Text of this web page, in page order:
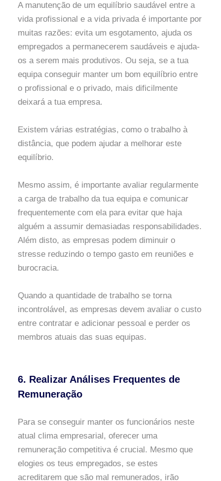
A manutenção de um equilíbrio saudável entre a
vida profissional e a vida privada é importante por
muitas razões: evita um esgotamento, ajuda os
empregados a permanecerem saudáveis e ajuda-
os a serem mais produtivos. Ou seja, se a tua
equipa conseguir manter um bom equilíbrio entre
o profissional e o privado, mais dificilmente
deixará a tua empresa.
Existem várias estratégias, como o trabalho à
distância, que podem ajudar a melhorar este
equilíbrio.
Mesmo assim, é importante avaliar regularmente
a carga de trabalho da tua equipa e comunicar
frequentemente com ela para evitar que haja
alguém a assumir demasiadas responsabilidades.
Além disto, as empresas podem diminuir o
stresse reduzindo o tempo gasto em reuniões e
burocracia.
Quando a quantidade de trabalho se torna
incontrolável, as empresas devem avaliar o custo
entre contratar e adicionar pessoal e perder os
membros atuais das suas equipas.
6. Realizar Análises Frequentes de
Remuneração
Para se conseguir manter os funcionários neste
atual clima empresarial, oferecer uma
remuneração competitiva é crucial. Mesmo que
elogies os teus empregados, se estes
acreditarem que são mal remunerados, irão